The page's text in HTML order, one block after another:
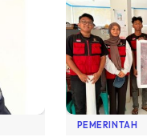
PEMERINTAH